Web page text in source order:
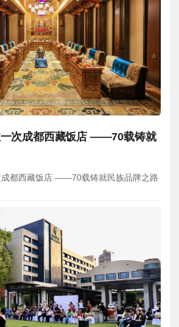
次成都西藏饭店 ——70载铸就
成都西藏饭店 ——70载铸就民族品牌之路